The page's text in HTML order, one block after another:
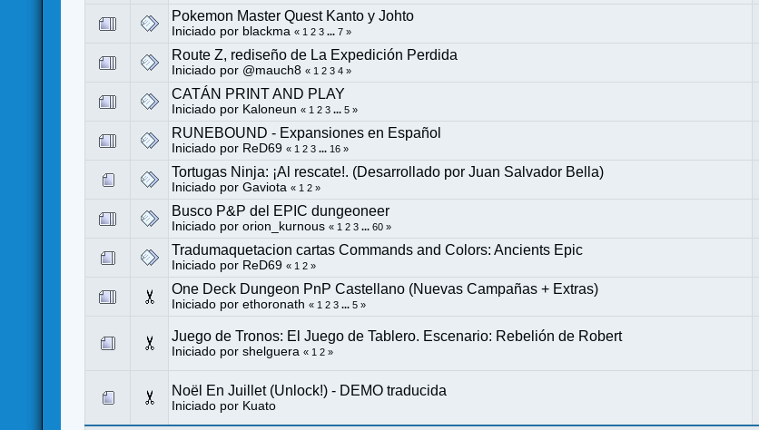
Pokemon Master Quest Kanto y Johto
Iniciado por blackma « 1 2 3 ...7 »
Route Z, rediseño de La Expedición Perdida
Iniciado por @mauch8 « 1 2 3 4 »
CATÁN PRINT AND PLAY
Iniciado por Kaloneun « 1 2 3 ...5 »
RUNEBOUND - Expansiones en Español
Iniciado por ReD69 « 1 2 3 ... 16 »
Tortugas Ninja: ¡Al rescate!. (Desarrollado por Juan Salvador Bella)
Iniciado porGaviota « 1 2 »
Busco P&P del EPIC dungeoneer
Iniciado pororion_kurnous « 1 2 3 ...60 »
Tradumaquetacion cartas Commands and Colors: Ancients Epic
Iniciado por ReD69 « 1 2 »
One Deck Dungeon PnP Castellano (Nuevas Campañas + Extras)
Iniciado porethoronath « 1 2 3 ...5 »
Juego de Tronos: El Juego de Tablero. Escenario: Rebelión de Robert
Iniciado porshelguera « 1 2 »
Noël En Juillet (Unlock!) - DEMO traducida
Iniciado por Kuato